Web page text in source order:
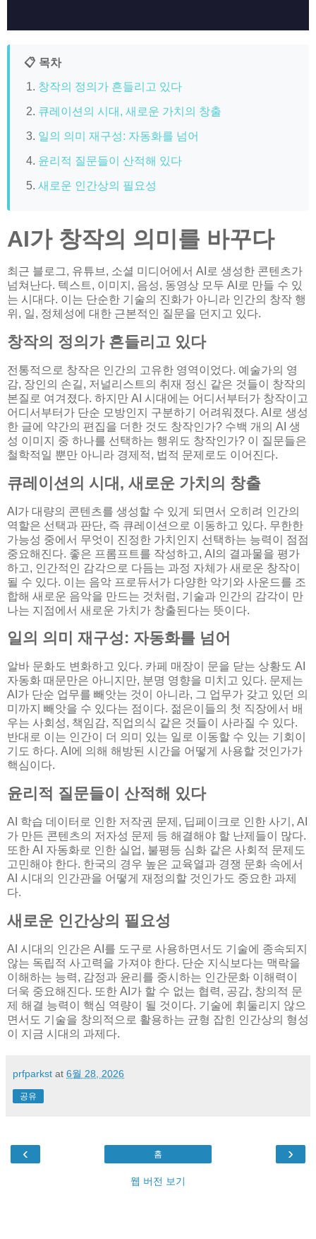
📋 목차
창작의 정의가 흔들리고 있다
큐레이션의 시대, 새로운 가치의 창출
일의 의미 재구성: 자동화를 넘어
윤리적 질문들이 산적해 있다
새로운 인간상의 필요성
AI가 창작의 의미를 바꾸다
최근 블로그, 유튜브, 소셜 미디어에서 AI로 생성한 콘텐츠가
넘쳐난다. 텍스트, 이미지, 음성, 동영상 모두 AI로 만들 수 있
는 시대다. 이는 단순한 기술의 진화가 아니라 인간의 창작 행
위, 일, 정체성에 대한 근본적인 질문을 던지고 있다.
창작의 정의가 흔들리고 있다
전통적으로 창작은 인간의 고유한 영역이었다. 예술가의 영
감, 장인의 손길, 저널리스트의 취재 정신 같은 것들이 창작의
본질로 여겨졌다. 하지만 AI 시대에는 어디서부터가 창작이고
어디서부터가 단순 모방인지 구분하기 어려워졌다. AI로 생성
한 글에 약간의 편집을 더한 것도 창작인가? 수백 개의 AI 생
성 이미지 중 하나를 선택하는 행위도 창작인가? 이 질문들은
철학적일 뿐만 아니라 경제적, 법적 문제로도 이어진다.
큐레이션의 시대, 새로운 가치의 창출
AI가 대량의 콘텐츠를 생성할 수 있게 되면서 오히려 인간의
역할은 선택과 판단, 즉 큐레이션으로 이동하고 있다. 무한한
가능성 중에서 무엇이 진정한 가치인지 선택하는 능력이 점점
중요해진다. 좋은 프롬프트를 작성하고, AI의 결과물을 평가
하고, 인간적인 감각으로 다듬는 과정 자체가 새로운 창작이
될 수 있다. 이는 음악 프로듀서가 다양한 악기와 사운드를 조
합해 새로운 음악을 만드는 것처럼, 기술과 인간의 감각이 만
나는 지점에서 새로운 가치가 창출된다는 뜻이다.
일의 의미 재구성: 자동화를 넘어
알바 문화도 변화하고 있다. 카페 매장이 문을 닫는 상황도 AI
자동화 때문만은 아니지만, 분명 영향을 미치고 있다. 문제는
AI가 단순 업무를 빼앗는 것이 아니라, 그 업무가 갖고 있던 의
미까지 빼앗을 수 있다는 점이다. 젊은이들의 첫 직장에서 배
우는 사회성, 책임감, 직업의식 같은 것들이 사라질 수 있다.
반대로 이는 인간이 더 의미 있는 일로 이동할 수 있는 기회이
기도 하다. AI에 의해 해방된 시간을 어떻게 사용할 것인가가
핵심이다.
윤리적 질문들이 산적해 있다
AI 학습 데이터로 인한 저작권 문제, 딥페이크로 인한 사기, AI
가 만든 콘텐츠의 저자성 문제 등 해결해야 할 난제들이 많다.
또한 AI 자동화로 인한 실업, 불평등 심화 같은 사회적 문제도
고민해야 한다. 한국의 경우 높은 교육열과 경쟁 문화 속에서
AI 시대의 인간관을 어떻게 재정의할 것인가도 중요한 과제
다.
새로운 인간상의 필요성
AI 시대의 인간은 AI를 도구로 사용하면서도 기술에 종속되지
않는 독립적 사고력을 가져야 한다. 단순 지식보다는 맥락을
이해하는 능력, 감정과 윤리를 중시하는 인간문화 이해력이
더욱 중요해진다. 또한 AI가 할 수 없는 협력, 공감, 창의적 문
제 해결 능력이 핵심 역량이 될 것이다. 기술에 휘둘리지 않으
면서도 기술을 창의적으로 활용하는 균형 잡힌 인간상의 형성
이 지금 시대의 과제다.
prfparkst at 6월 28, 2026
공유
‹ ›
홈
웹 버전 보기